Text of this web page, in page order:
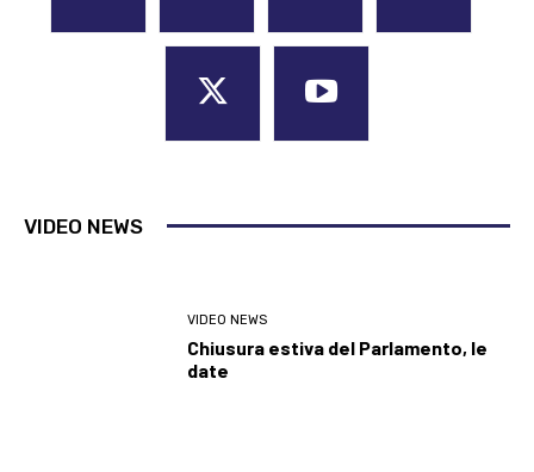
VIDEO NEWS
VIDEO NEWS
Chiusura estiva del Parlamento, le
date